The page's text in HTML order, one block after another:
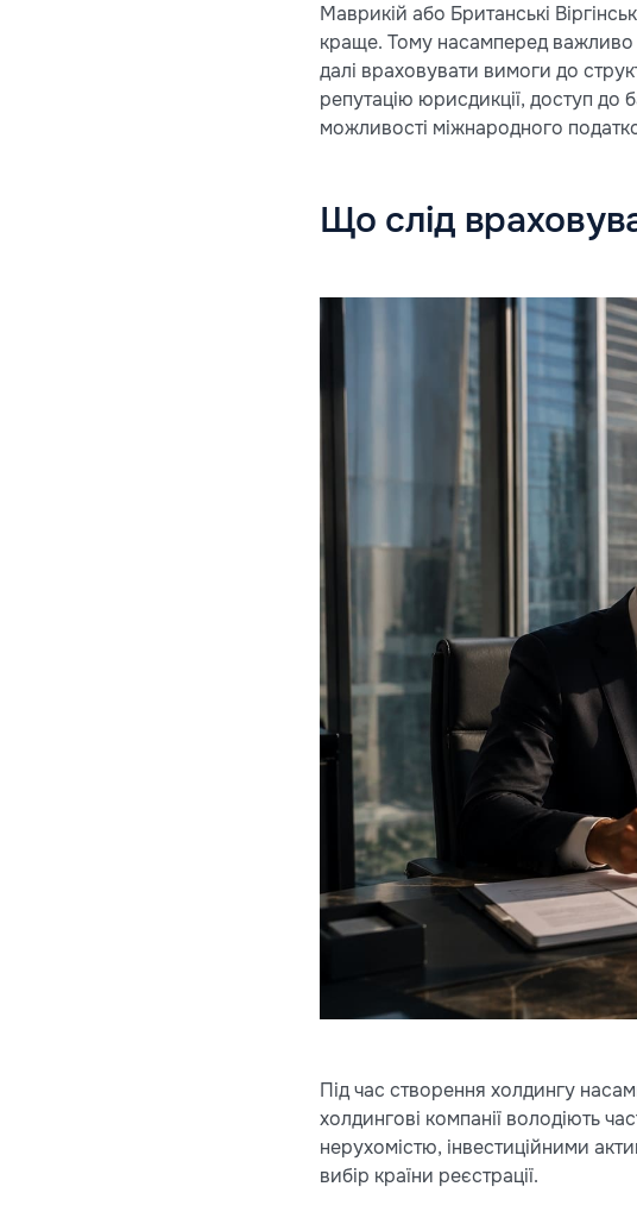
Маврикій або Британські
краще. Тому насамперед важливо
далі враховувати вимоги до
репутацію юрисдикції, доступ до
можливості міжнародного
Що слід
Під час створення холдингу
холдингові компанії володіють
нерухомістю, інвестиційними
вибір країни реєстрації.